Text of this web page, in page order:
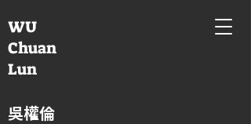
WU
Chuan
Lun
吳權倫